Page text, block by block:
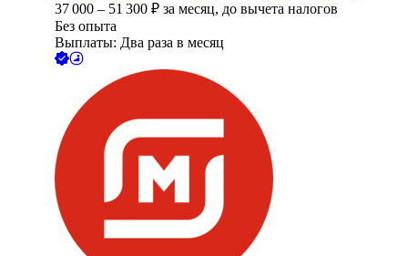
37 000 – 51 300 ₽ за месяц, до вычета налогов
Без опыта
Выплаты: Два раза в месяц